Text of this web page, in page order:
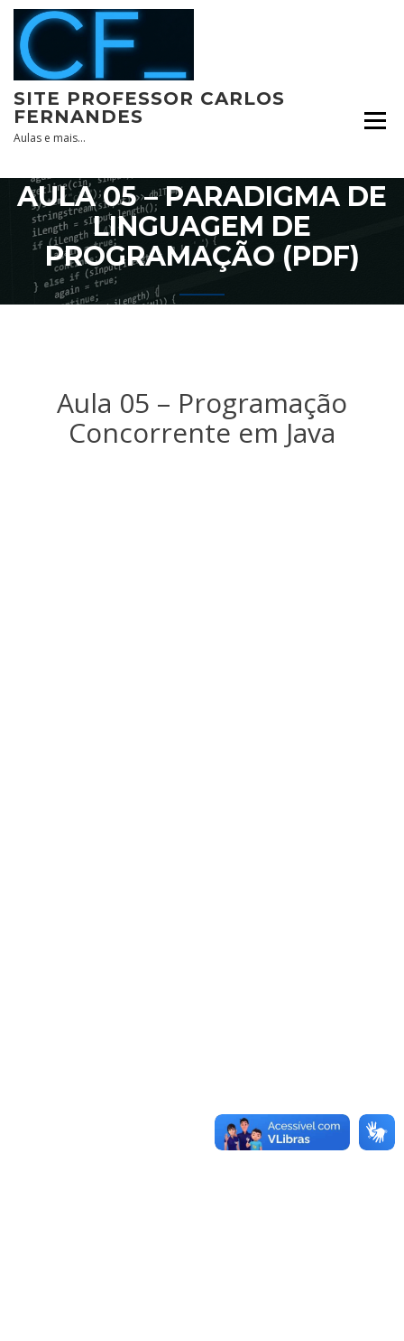
Skip
content
SITE PROFESSOR CARLOS
FERNANDES
Aulas e mais…
AULA 05 – PARADIGMA DE
LINGUAGEM DE
PROGRAMAÇÃO (PDF)
Aula 05 – Programação
Concorrente em Java